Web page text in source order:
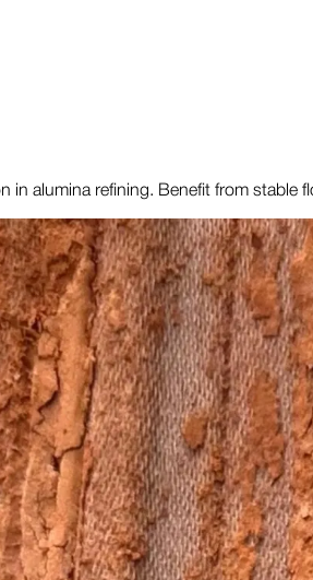
alumina refining. Benefit from stable